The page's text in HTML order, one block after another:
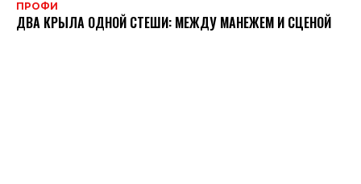
ПРОФИ
ДВА КРЫЛА ОДНОЙ СТЕШИ: МЕЖДУ МАНЕЖЕМ И СЦЕНОЙ